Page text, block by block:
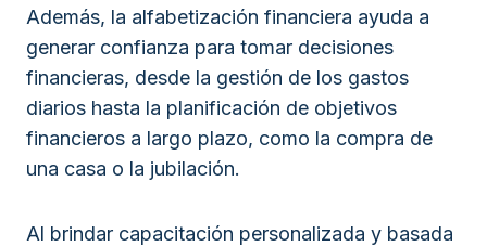
Además, la alfabetización financiera ayuda a
generar confianza para tomar decisiones
financieras, desde la gestión de los gastos
diarios hasta la planificación de objetivos
financieros a largo plazo, como la compra de
una casa o la jubilación.
Al brindar capacitación personalizada y basada